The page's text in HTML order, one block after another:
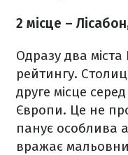
2 місце –
Одразу два
рейтингу.
друге місце
Європи. Це не
панує особлива
вражає